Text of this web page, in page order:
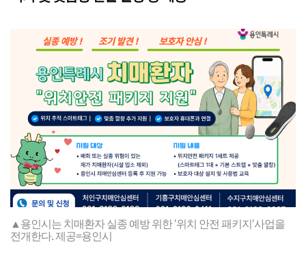
▲용인시는 치매환자 실종 예방 위한 '위치 안전 패키지'사업을
전개한다. 제공=용인시